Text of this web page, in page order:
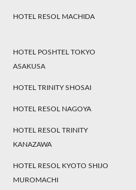
HOTEL RESOL MACHIDA
HOTEL POSHTEL TOKYO
ASAKUSA
HOTEL TRINITY SHOSAI
HOTEL RESOL NAGOYA
HOTEL RESOL TRINITY
KANAZAWA
HOTEL RESOL KYOTO SHIJO
MUROMACHI